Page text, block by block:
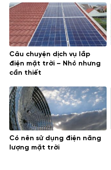
Câu chuyện dịch vụ lắp
điện mặt trời – Nhỏ nhưng
cần thiết
Có nên sử dụng điện năng
lượng mặt trời